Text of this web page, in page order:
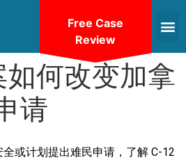
何改变加拿
请
或计划提出难民申请，了解 C-12
Free Case
Review